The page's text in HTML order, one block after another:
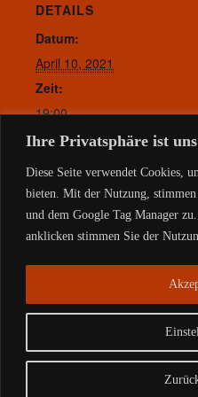
Ihre Privatsphäre ist
Diese Seite verwendet Cookies,
bieten. Mit der Nutzung,
und dem Google Tag Manager
anklicken stimmen Sie der
DETAILS
Datum:
April 10, 2021
Zeit:
19:00
Website:
Charlottchen